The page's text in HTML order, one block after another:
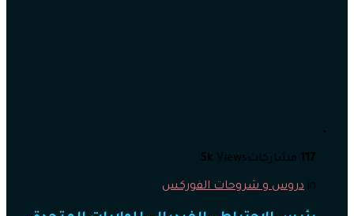
117 مشاركات 5k Views
in دروس و شروحات الفوركس